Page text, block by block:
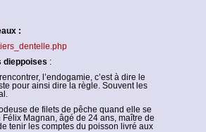
:
dieppoises :
l’endogamie, c’est à dire le
pour ainsi dire la règle. Souvent les
de filets de pêche quand elle se
Magnan, âgé de 24 ans, maître de
tenir les comptes du poisson livré aux